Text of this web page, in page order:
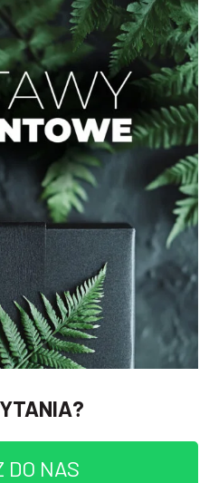
DO NAS